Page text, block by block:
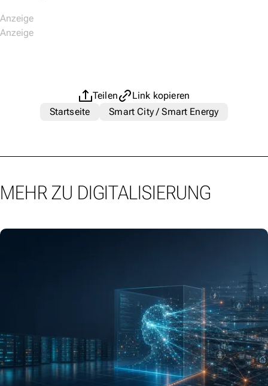
Teilen
Link kopieren
Startseite
Smart City / Smart Energy
MEHR ZU DIGITALISIERUNG